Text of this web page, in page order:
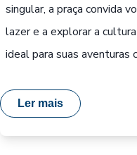
singular, a praça convida
lazer e a explorar a
ideal para suas aventuras
Ler mais